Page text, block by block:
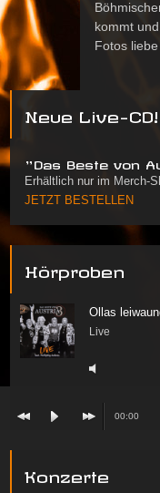
kommt
Fotos liebe
Neue Live-CD!
"Das Beste von
Erhältlich nur im Merch-
JETZT BESTELLEN
Hörproben
Ollas
Live
00:00
Konzerte